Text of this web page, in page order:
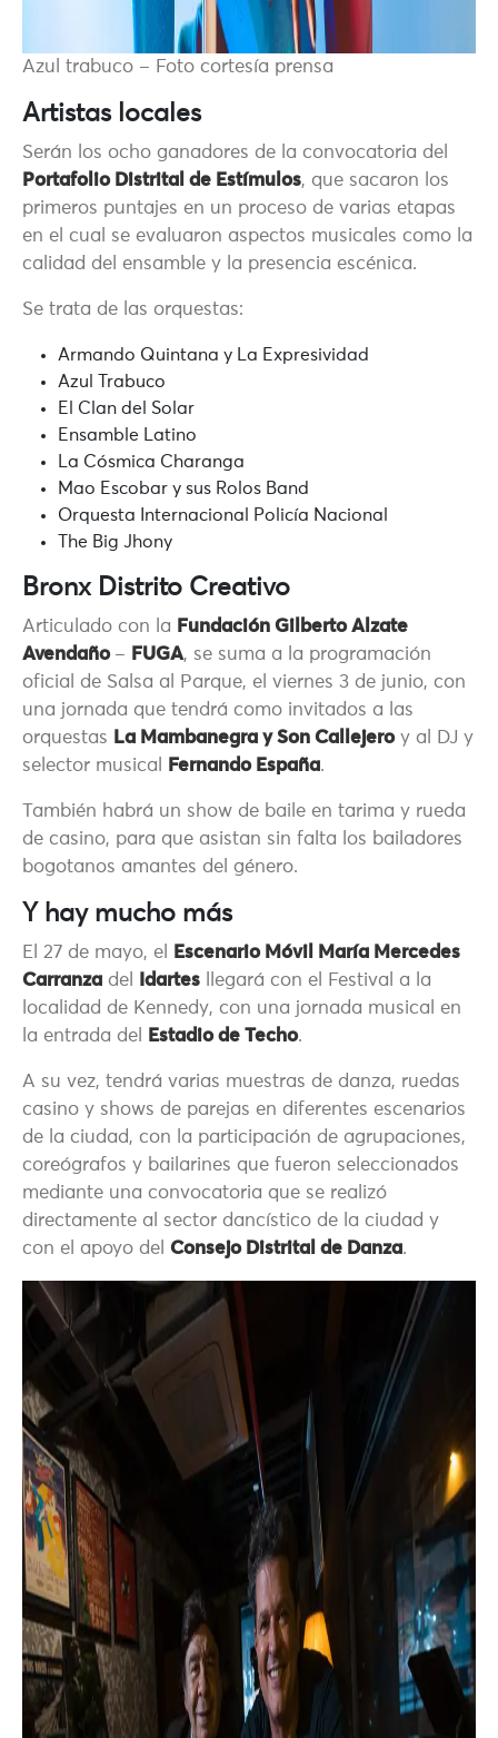
Azul trabuco – Foto cortesía prensa
Artistas locales
Serán los ocho ganadores de la convocatoria del
Portafolio Distrital de Estímulos, que sacaron los
primeros puntajes en un proceso de varias etapas
en el cual se evaluaron aspectos musicales como la
calidad del ensamble y la presencia escénica.
Se trata de las orquestas:
Armando Quintana y La Expresividad
Azul Trabuco
El Clan del Solar
Ensamble Latino
La Cósmica Charanga
Mao Escobar y sus Rolos Band
Orquesta Internacional Policía Nacional
The Big Jhony
Bronx Distrito Creativo
Articulado con la Fundación Gilberto Alzate
Avendaño – FUGA, se suma a la programación
oficial de Salsa al Parque, el viernes 3 de junio, con
una jornada que tendrá como invitados a las
orquestas La Mambanegra y Son Callejeroy al DJ y
selector musical
Fernando España.
También habrá un show de baile en tarima y rueda
de casino, para que asistan sin falta los bailadores
bogotanos amantes del género.
Y hay mucho más
El 27 de mayo, el
Escenario Móvil María Mercedes
Carranza del Idartes llegará con el Festival a la
localidad de Kennedy, con una jornada musical en
la entrada del
Estadio de Techo.
A su vez, tendrá varias muestras de danza, ruedas
casino y shows de parejas en diferentes escenarios
de la ciudad, con la participación de agrupaciones,
coreógrafos y bailarines que fueron seleccionados
mediante una convocatoria que se realizó
directamente al sector dancístico de la ciudad y
con el apoyo del Consejo Distrital de Danza.